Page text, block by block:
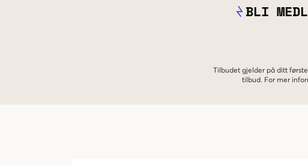
BLI
Tilbudet gjelder på ditt
tilbud. For mer